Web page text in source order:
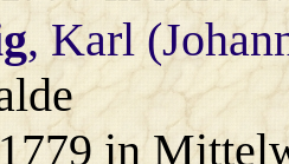
, Karl
in